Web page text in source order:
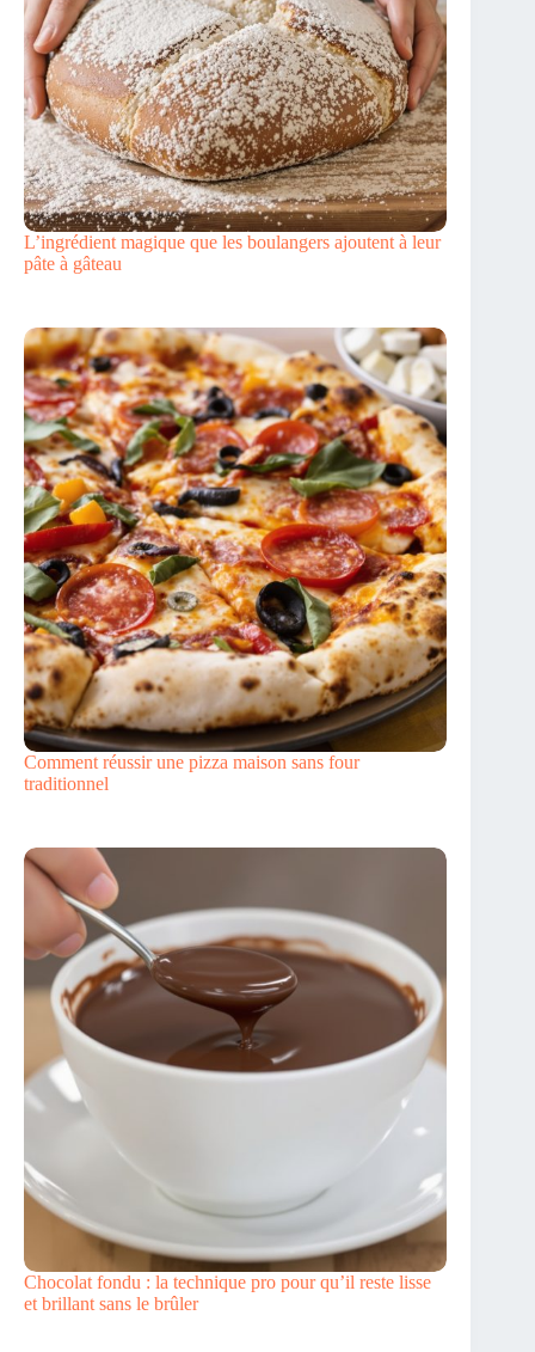
L’ingrédient magique que les boulangers ajoutent à leur
pâte à gâteau
Comment réussir une pizza maison sans four
traditionnel
Chocolat fondu : la technique pro pour qu’il reste lisse
et brillant sans le brûler